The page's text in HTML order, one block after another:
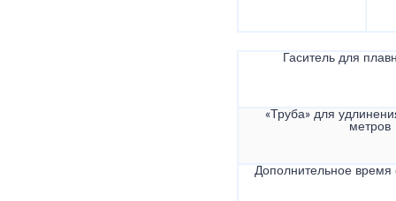
Гаситель для
«Труба» для
метров
Дополнительное